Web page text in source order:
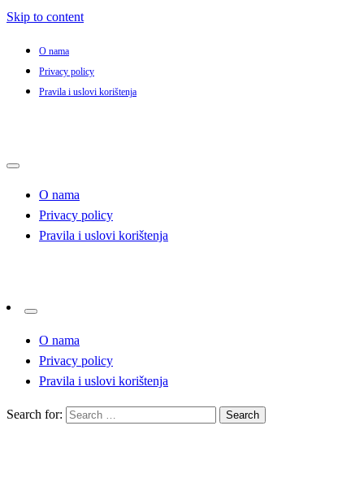
Skip to content
O nama
Privacy policy
Pravila i uslovi korištenja
O nama
Privacy policy
Pravila i uslovi korištenja
O nama
Privacy policy
Pravila i uslovi korištenja
Search for: